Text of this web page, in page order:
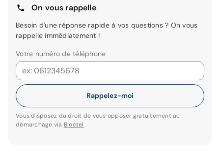
On vous rappelle
Besoin d'une réponse rapide à vos questions ? On vous
rappelle immédiatement !
Votre numéro de téléphone
Rappelez-moi
Vous disposez du droit de vous opposer gratuitement au
démarchage via Bloctel